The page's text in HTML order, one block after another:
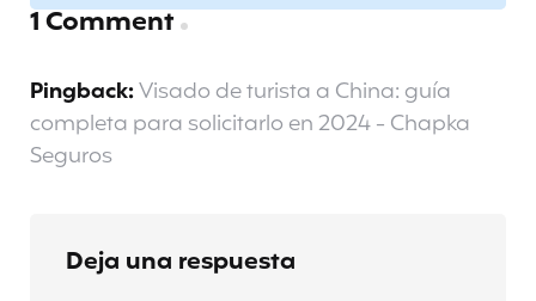
1 Comment
Pingback:Visado de turista a China: guía
completa para solicitarlo en 2024 - Chapka
Seguros
Deja una respuesta